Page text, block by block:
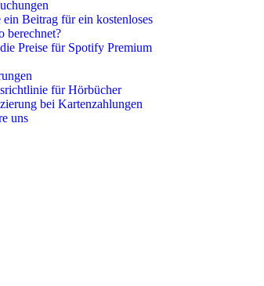
Beitrag für ein kostenloses
berechnet?
Preise für Spotify Premium
für Hörbücher
bei Kartenzahlungen
uns